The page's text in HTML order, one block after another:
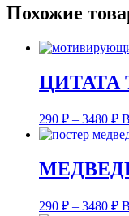
Похожие
290 ₽ – 3480 ₽
290 ₽ – 3480 ₽